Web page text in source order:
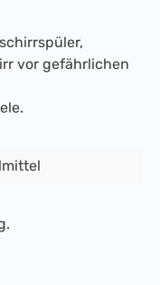
vor gefährlichen